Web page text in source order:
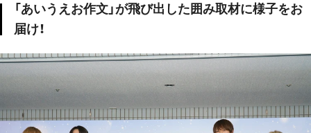
「あいうえお作文」が飛び出した囲み取材に様子をお
届け！